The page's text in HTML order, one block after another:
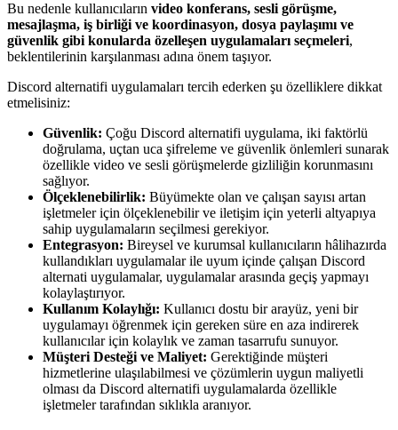
Bu nedenle kullanıcıların video konferans, sesli görüşme,
mesajlaşma, iş birliği ve koordinasyon, dosya paylaşımı ve
güvenlik gibi konularda özelleşen uygulamaları seçmeleri,
beklentilerinin karşılanması adına önem taşıyor.
Discord alternatifi uygulamaları tercih ederken şu özelliklere dikkat
etmelisiniz:
Güvenlik: Çoğu Discord alternatifi uygulama, iki faktörlü
doğrulama, uçtan uca şifreleme ve güvenlik önlemleri sunarak
özellikle video ve sesli görüşmelerde gizliliğin korunmasını
sağlıyor.
Ölçeklenebilirlik: Büyümekte olan ve çalışan sayısı artan
işletmeler için ölçeklenebilir ve iletişim için yeterli altyapıya
sahip uygulamaların seçilmesi gerekiyor.
Entegrasyon: Bireysel ve kurumsal kullanıcıların hâlihazırda
kullandıkları uygulamalar ile uyum içinde çalışan Discord
alternati uygulamalar, uygulamalar arasında geçiş yapmayı
kolaylaştırıyor.
Kullanım Kolaylığı: Kullanıcı dostu bir arayüz, yeni bir
uygulamayı öğrenmek için gereken süre en aza indirerek
kullanıcılar için kolaylık ve zaman tasarrufu sunuyor.
Müşteri Desteği ve Maliyet: Gerektiğinde müşteri
hizmetlerine ulaşılabilmesi ve çözümlerin uygun maliyetli
olması da Discord alternatifi uygulamalarda özellikle
işletmeler tarafından sıklıkla aranıyor.